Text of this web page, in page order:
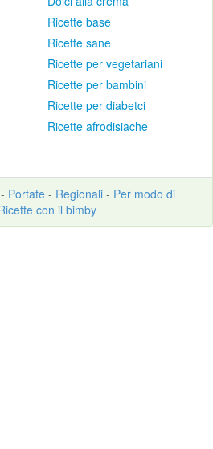
Ricette base
Ricette sane
Ricette per vegetariani
Ricette per bambini
Ricette per diabetci
Ricette afrodisiache
- Portate - Regionali - Per modo di
con il bimby